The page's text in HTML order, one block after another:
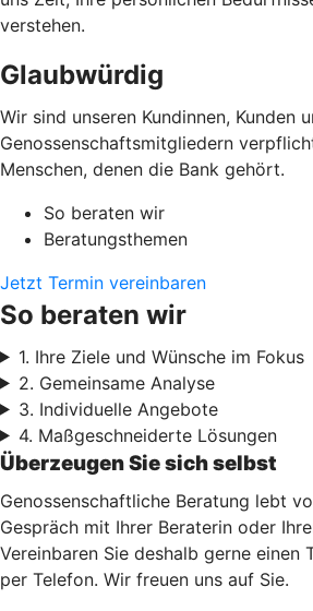
verstehen.
Glaubwürdig
Wir sind unseren Kundinnen, Kunden
Genossenschaftsmitgliedern
Menschen, denen die Bank gehört.
So beraten wir
Beratungsthemen
Jetzt Termin vereinbaren
So beraten wir
1. Ihre Ziele und Wünsche im Fokus
2. Gemeinsame Analyse
3. Individuelle Angebote
4. Maßgeschneiderte Lösungen
Überzeugen Sie sich selbst
Genossenschaftliche Beratung lebt
Gespräch mit Ihrer Beraterin oder
Vereinbaren Sie deshalb gerne einen
per Telefon. Wir freuen uns auf Sie.